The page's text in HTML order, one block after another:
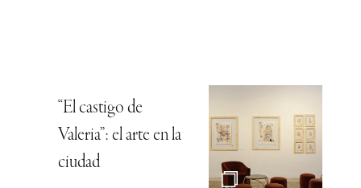
“El castigo de
Valeria”: el arte en la
ciudad